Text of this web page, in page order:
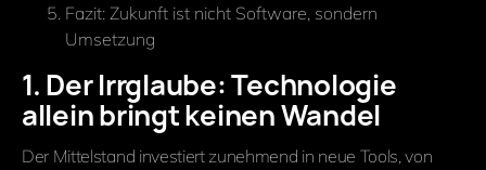
Fazit: Zukunft ist nicht Software, sondern
Umsetzung
1. Der Irrglaube: Technologie
allein bringt keinen Wandel
Der Mittelstand investiert zunehmend in neue Tools, von